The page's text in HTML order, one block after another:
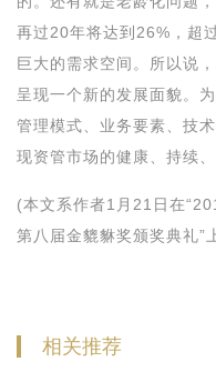
再过20年将达到26%，超
巨大的需求空间。所以说
呈现一个新的发展面貌。
管理模式、业务要素、技
现资管市场的健康、持续、
(本文系作者1月21日在
第八届金貔貅奖颁奖典礼”
相关推荐